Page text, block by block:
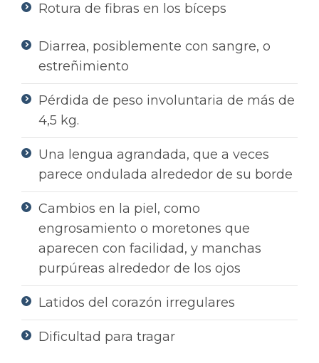
Rotura de fibras en los bíceps
Diarrea, posiblemente con sangre, o
estreñimiento
Pérdida de peso involuntaria de más de
4,5 kg.
Una lengua agrandada, que a veces
parece ondulada alrededor de su borde
Cambios en la piel, como
engrosamiento o moretones que
aparecen con facilidad, y manchas
purpúreas alrededor de los ojos
Latidos del corazón irregulares
Dificultad para tragar